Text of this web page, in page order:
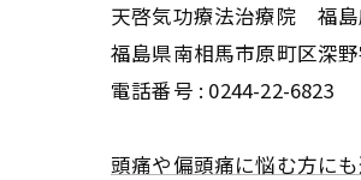
天啓気功療法治療院 福
福島県南相馬市原町区深
電話番号 : 0244-22-6823
頭痛や偏頭痛に悩む方に